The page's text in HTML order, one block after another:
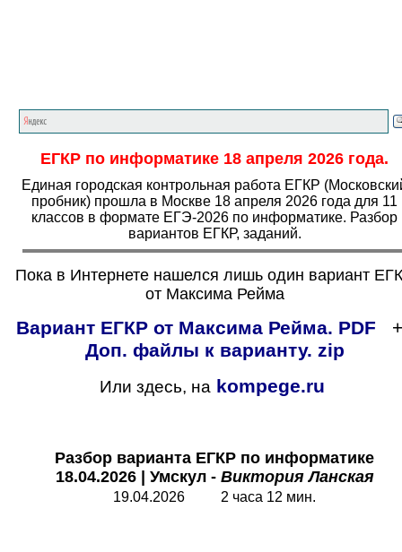
ЕГКР по информатике 18 апреля 2026 года.
Единая городская контрольная работа ЕГКР
пробник) прошла в Москве 18 апреля 2026 года для 11
классов в формате ЕГЭ-2026 по информатике. Разбор
вариантов ЕГКР, заданий.
Пока в Интернете нашелся лишь один вариант
от Максима Рейма
Вариант ЕГКР от Максима Рейма. PDF
Доп. файлы к варианту. zip
Или здесь, на kompege.ru
Разбор варианта ЕГКР по информатике
18.04.2026
Умскул- Виктория Ланская
19.04.2026 2 часа 12 мин.